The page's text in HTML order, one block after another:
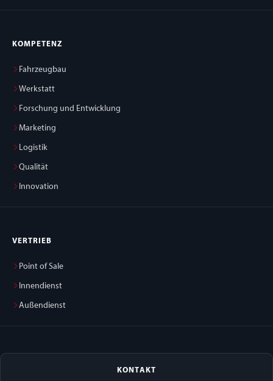
KOMPETENZ
Fahrzeugbau
Werkstatt
Forschung und Entwicklung
Marketing
Logistik
Qualität
Innovation
VERTRIEB
Point of Sale
Innendienst
Außendienst
KONTAKT